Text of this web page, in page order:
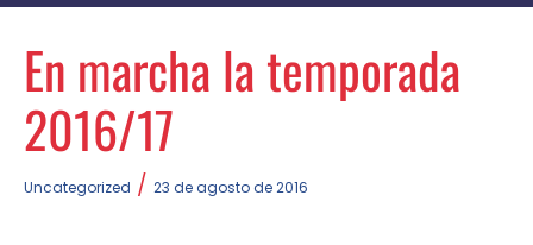
En marcha la temporada
2016/17
Uncategorized / 23 de agosto de 2016